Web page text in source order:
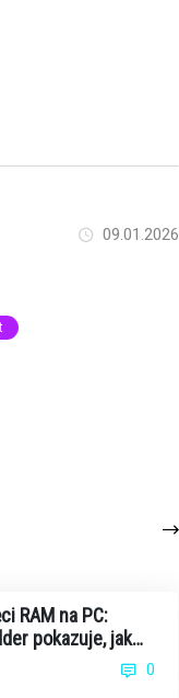
09.01.2026
RAM na PC:
pokazuje, jak
DIY
0